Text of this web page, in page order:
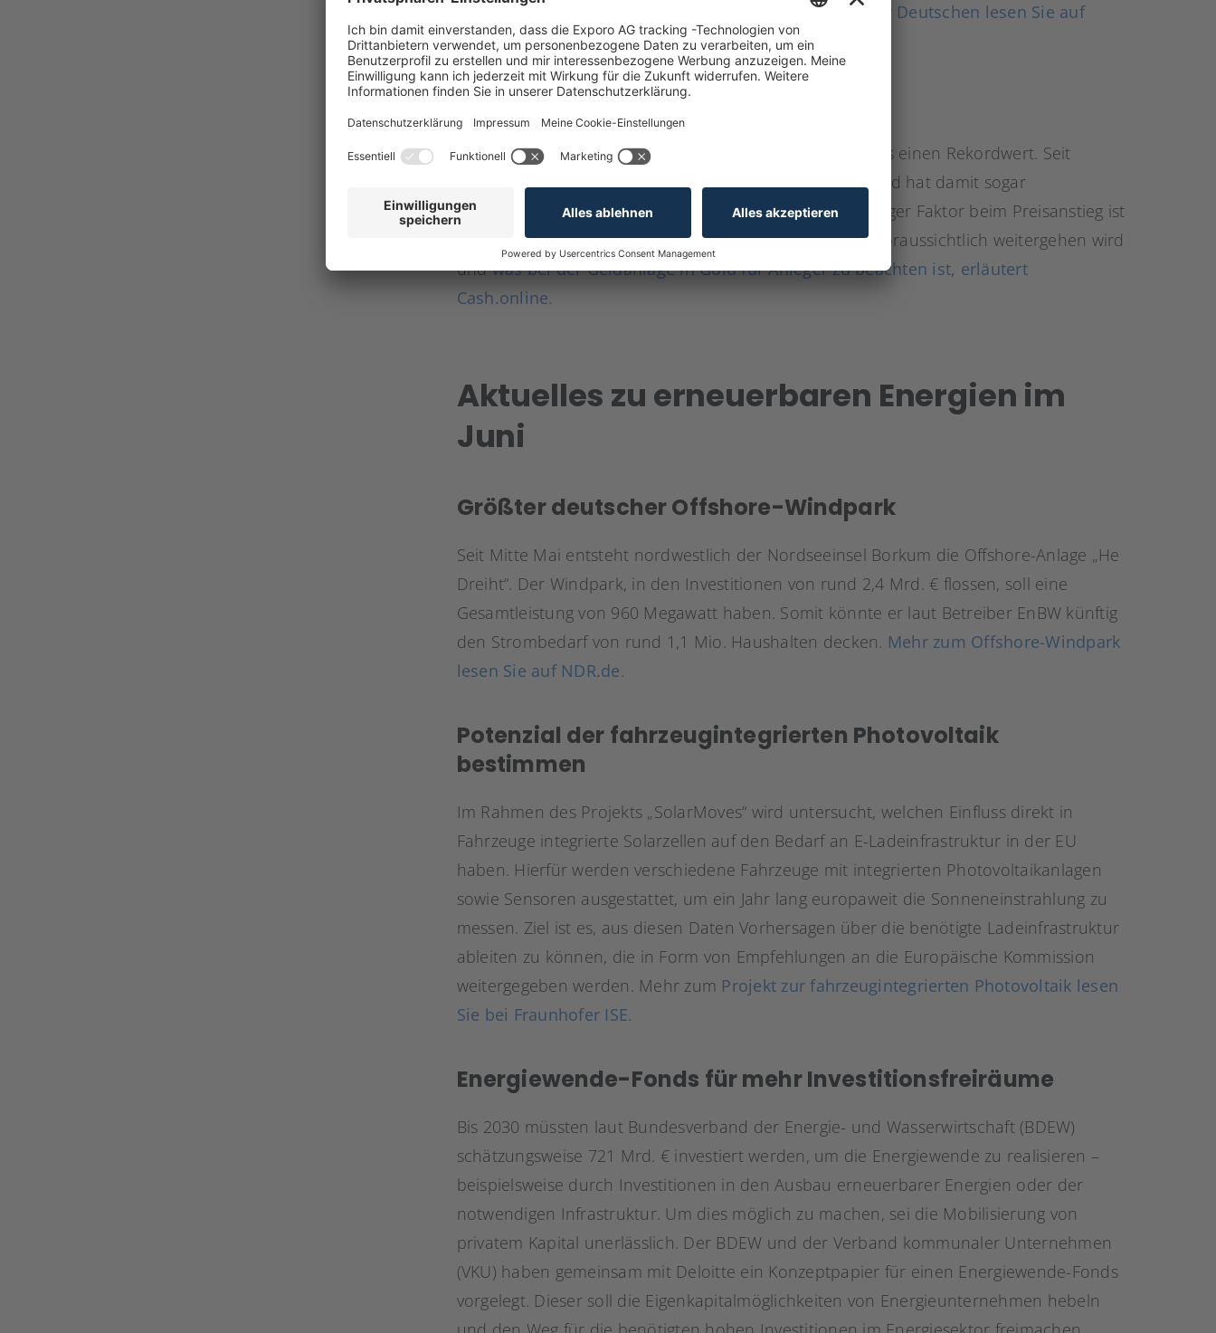
verwahren. Weitere
Erkenntnisse zum Sparverhalten der Deutschen lesen Sie auf
MDR.de.
Goldpreis auf Höhenflug
In den vergangenen Monaten verzeichnete der Goldpreis einen Rekordwert. Seit
Beginn des Jahres 2024 ist er um satte 17 % gestiegen und hat damit sogar
Risikoanlagen in der Performance übertroffen. Ein wichtiger Faktor beim Preisanstieg ist
die hohe Nachfrage der Zentralbanken. Wie der Trend voraussichtlich weitergehen wird
undwas bei der Geldanlage in Gold für Anleger zu beachten ist, erläutert
Cash.online.
Aktuelles zu erneuerbaren Energien im
Juni
Größter deutscher Offshore-Windpark
Seit Mitte Mai entsteht nordwestlich der Nordseeinsel Borkum die Offshore-Anlage „He
Dreiht“. Der Windpark, in den Investitionen von rund 2,4 Mrd. € flossen, soll eine
Gesamtleistung von 960 Megawatt haben. Somit könnte er laut Betreiber EnBW künftig
den Strombedarf von rund 1,1 Mio. Haushalten decken. Mehr zum Offshore-Windpark
lesen Sie auf NDR.de.
Potenzial der fahrzeugintegrierten Photovoltaik
bestimmen
Im Rahmen des Projekts „SolarMoves“ wird untersucht, welchen Einfluss direkt in
Fahrzeuge integrierte Solarzellen auf den Bedarf an E-Ladeinfrastruktur in der EU
haben. Hierfür werden verschiedene Fahrzeuge mit integrierten Photovoltaikanlagen
sowie Sensoren ausgestattet, um ein Jahr lang europaweit die Sonneneinstrahlung zu
messen. Ziel ist es, aus diesen Daten Vorhersagen über die benötigte Ladeinfrastruktur
ableiten zu können, die in Form von Empfehlungen an die Europäische Kommission
weitergegeben werden. Mehr zum Projekt zur fahrzeugintegrierten Photovoltaik lesen
Sie bei Fraunhofer ISE.
Energiewende-Fonds für mehr Investitionsfreiräume
Bis 2030 müssten laut Bundesverband der Energie- und Wasserwirtschaft (BDEW)
schätzungsweise 721 Mrd. € investiert werden, um die Energiewende zu realisieren –
beispielsweise durch Investitionen in den Ausbau erneuerbarer Energien oder der
notwendigen Infrastruktur. Um dies möglich zu machen, sei die Mobilisierung von
privatem Kapital unerlässlich. Der BDEW und der Verband kommunaler Unternehmen
(VKU) haben gemeinsam mit Deloitte ein Konzeptpapier für einen Energiewende-Fonds
vorgelegt. Dieser soll die Eigenkapitalmöglichkeiten von Energieunternehmen hebeln